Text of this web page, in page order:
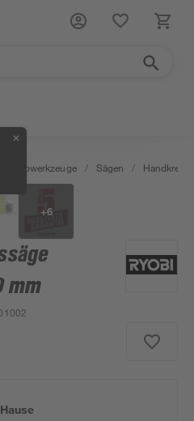
✕
Elektrowerkzeuge / Sägen /
+6
mm